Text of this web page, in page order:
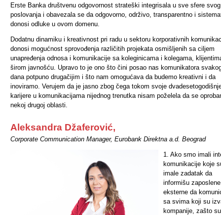
Erste Banka društvenu odgovornost strateški integrisala u sve sfere svog
poslovanja i obavezala se da odgovorno, održivo, transparentno i
donosi odluke u ovom domenu.
Dodatnu dinamiku i kreativnost pri radu u sektoru korporativnih
donosi mogućnost sprovođenja različitih projekata osmišljenih sa ciljem
unapređenja odnosa i komunikacije sa koleginicama i kolegama,
širom javnošću. Upravo to je ono što čini posao nas komunikatora
dana potpuno drugačijim i što nam omogućava da budemo kreativni i da
inoviramo. Verujem da je jasno zbog čega tokom svoje
karijere u komunikacijama nijednog trenutka nisam poželela da se
nekoj drugoj oblasti.
Aleksandra Džaferović,
Corporate Communication Manager, Eurobank Direktna a.d. Beograd
1. Ako smo imali
komunikacije koje
imale zadatak da
informišu
eksterne da
sa svima koji su
kompanije, zašto